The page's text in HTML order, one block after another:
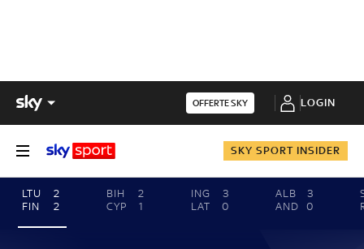
OFFERTE SKY LOGIN
SKY SPORT INSIDER
LTU
2
FIN
2
BIH
2
CYP
1
ING
3
LAT
0
ALB
3
AND
0